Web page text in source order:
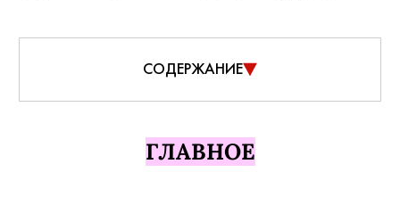
СОДЕРЖАНИЕ
ГЛАВНОЕ